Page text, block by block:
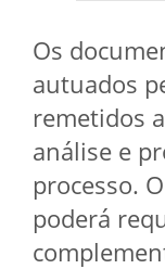
Os
autuados
remetidos
análise e
processo.
poderá